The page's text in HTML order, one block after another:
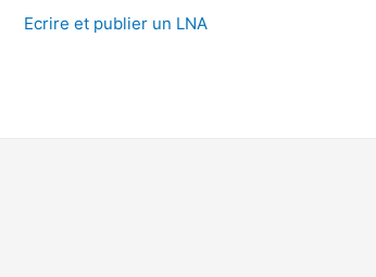
Ecrire et publier un LNA